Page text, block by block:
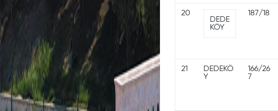
20
DEDE
KÖY
187/18
21
DEDEKÖ
Y
166/26
7